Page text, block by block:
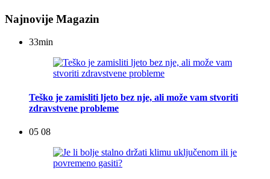
Najnovije Magazin
33min
Teško je zamisliti ljeto bez nje, ali može vam stvoriti
zdravstvene probleme
05 08